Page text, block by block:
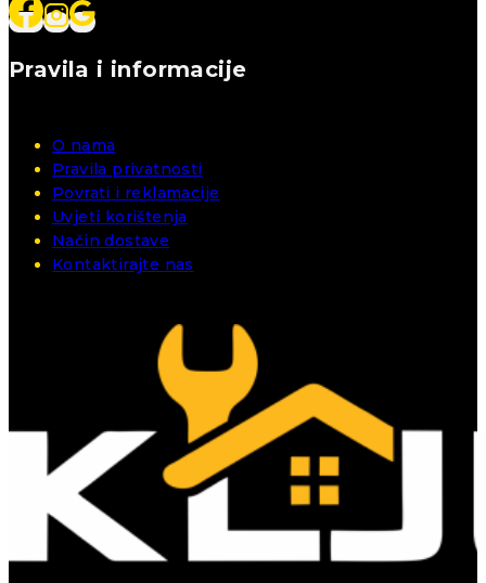
Pravila i informacije
O nama
Pravila privatnosti
Povrati i reklamacije
Uvjeti korištenja
Način dostave
Kontaktirajte nas